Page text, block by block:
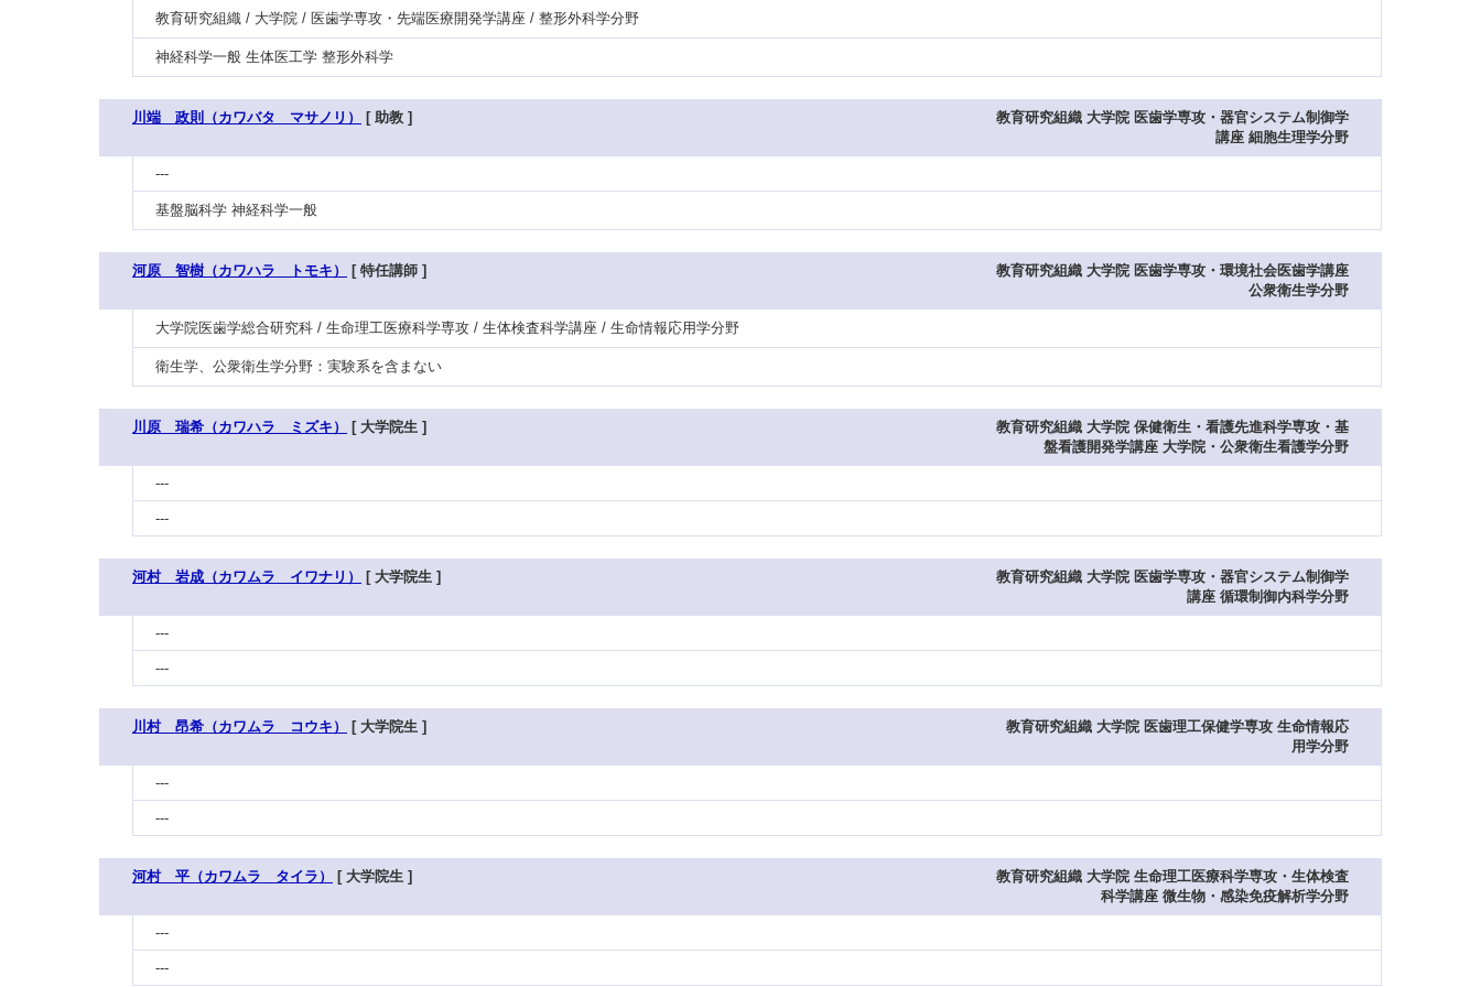
教育研究組織 / 大学院 / 医歯学専攻・先端医療開発学講座 / 整形外科学分野
神経科学一般 生体医工学 整形外科学
川端 政則（カワバタ マサノリ） [ 助教 ]
教育研究組織 大学院 医歯学専攻・器官システム制御学
講座 細胞生理学分野
---
基盤脳科学 神経科学一般
河原 智樹（カワハラ トモキ） [ 特任講師 ]
教育研究組織 大学院 医歯学専攻・環境社会医歯学講座
公衆衛生学分野
大学院医歯学総合研究科 / 生命理工医療科学専攻 / 生体検査科学講座 / 生命情報応用学分野
衛生学、公衆衛生学分野：実験系を含まない
川原 瑞希（カワハラ ミズキ） [ 大学院生 ]
教育研究組織 大学院 保健衛生・看護先進科学専攻・基
盤看護開発学講座 大学院・公衆衛生看護学分野
---
---
河村 岩成（カワムラ イワナリ） [ 大学院生 ]
教育研究組織 大学院 医歯学専攻・器官システム制御学
講座 循環制御内科学分野
---
---
川村 昂希（カワムラ コウキ） [ 大学院生 ]
教育研究組織 大学院 医歯理工保健学専攻 生命情報応
用学分野
---
---
河村 平（カワムラ タイラ） [ 大学院生 ]
教育研究組織 大学院 生命理工医療科学専攻・生体検査
科学講座 微生物・感染免疫解析学分野
---
---